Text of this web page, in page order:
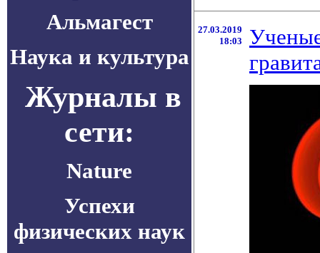
Альмагест
Наука и культура
Журналы в
сети:
Nature
Успехи
физических наук
27.03.2019
18:03